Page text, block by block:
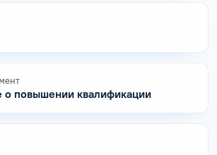
о повышении квалификации